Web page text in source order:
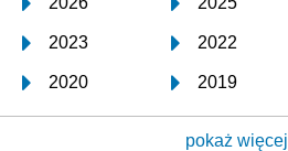
2023 2022
2020 2019
2017 2016
pokaż więcej